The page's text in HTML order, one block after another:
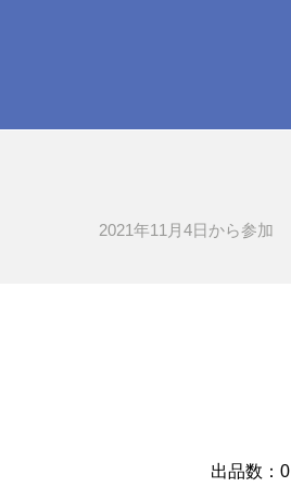
2021年11月4日​から参加
​出品数：0